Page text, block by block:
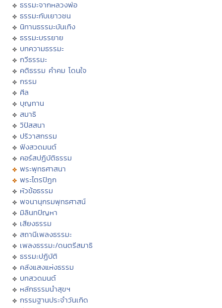
ธรรมะจากหลวงพ่อ
ธรรมะกับเยาวชน
นิทานธรรมะบันเทิง
ธรรมะบรรยาย
บทความธรรมะ
กวีธรรมะ
คติธรรม คำคม โดนใจ
กรรม
ศีล
บุญทาน
สมาธิ
วิปัสสนา
ปริวาสกรรม
ฟังสวดมนต์
คอร์สปฏิบัติธรรม
พระพุทธศาสนา
พระไตรปิฏก
หัวข้อธรรม
พจนานุกรมพุทธศาสน์
มิลินทปัญหา
เสียงธรรม
สถานีเพลงธรรมะ
เพลงธรรมะ/ดนตรีสมาธิ
ธรรมะปฏิบัติ
คลังแสงแห่งธรรม
บทสวดมนต์
หลักธรรมนำสุขฯ
กรรมฐานประจำวันเกิด